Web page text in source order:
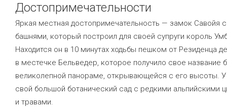
Достопримечательности
Яркая местная достопримечательность — замок Савойя
башнями, который построил для своей супруги король
Находится он в 10 минутах ходьбы пешком от Резиденца
в местечке Бельведер, которое получило свое название
великолепной панораме, открывающейся с его высоты.
свой большой ботанический сад с редкими альпийскими
и травами.